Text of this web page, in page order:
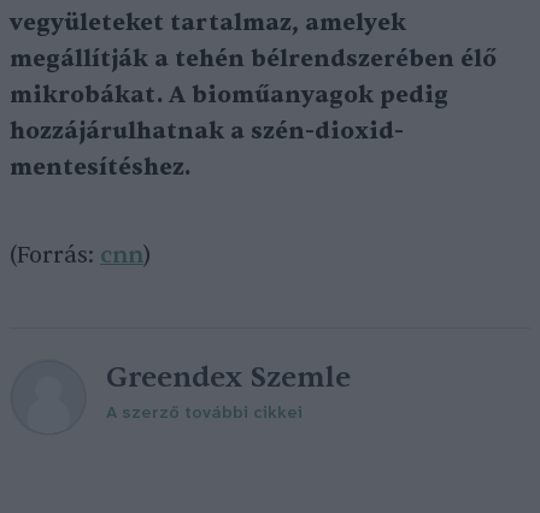
vegyületeket tartalmaz, amelyek
megállítják a tehén bélrendszerében élő
mikrobákat. A bioműanyagok pedig
hozzájárulhatnak a szén-dioxid-
mentesítéshez.
(Forrás: cnn)
Greendex Szemle
A szerző további cikkei